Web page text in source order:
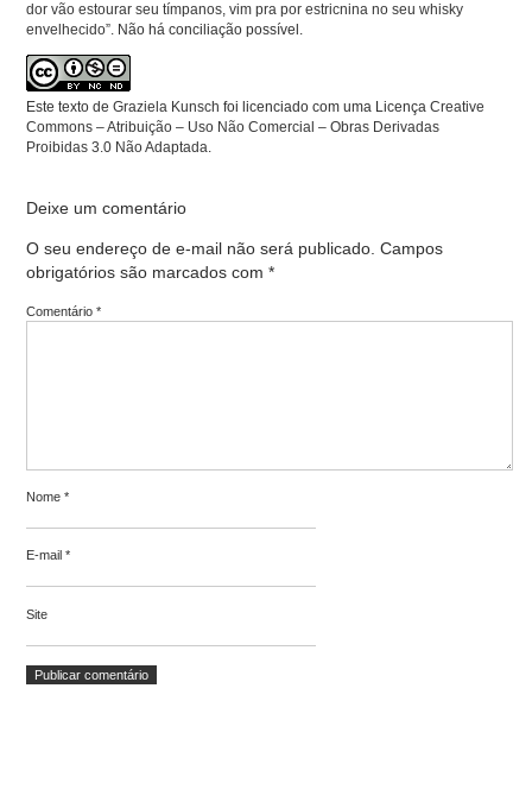
dor vão estourar seu tímpanos, vim pra por estricnina no seu whisky
envelhecido”. Não há conciliação possível.
Este texto deGraziela Kunsch foi licenciado com uma LicençaCreative
Commons – Atribuição – Uso Não Comercial – Obras Derivadas
Proibidas 3.0 Não Adaptada
Deixe um comentário
O seu endereço de e-mail não será publicado. Campos
obrigatórios são marcados com*
Comentário*
Nome*
E-mail*
Site